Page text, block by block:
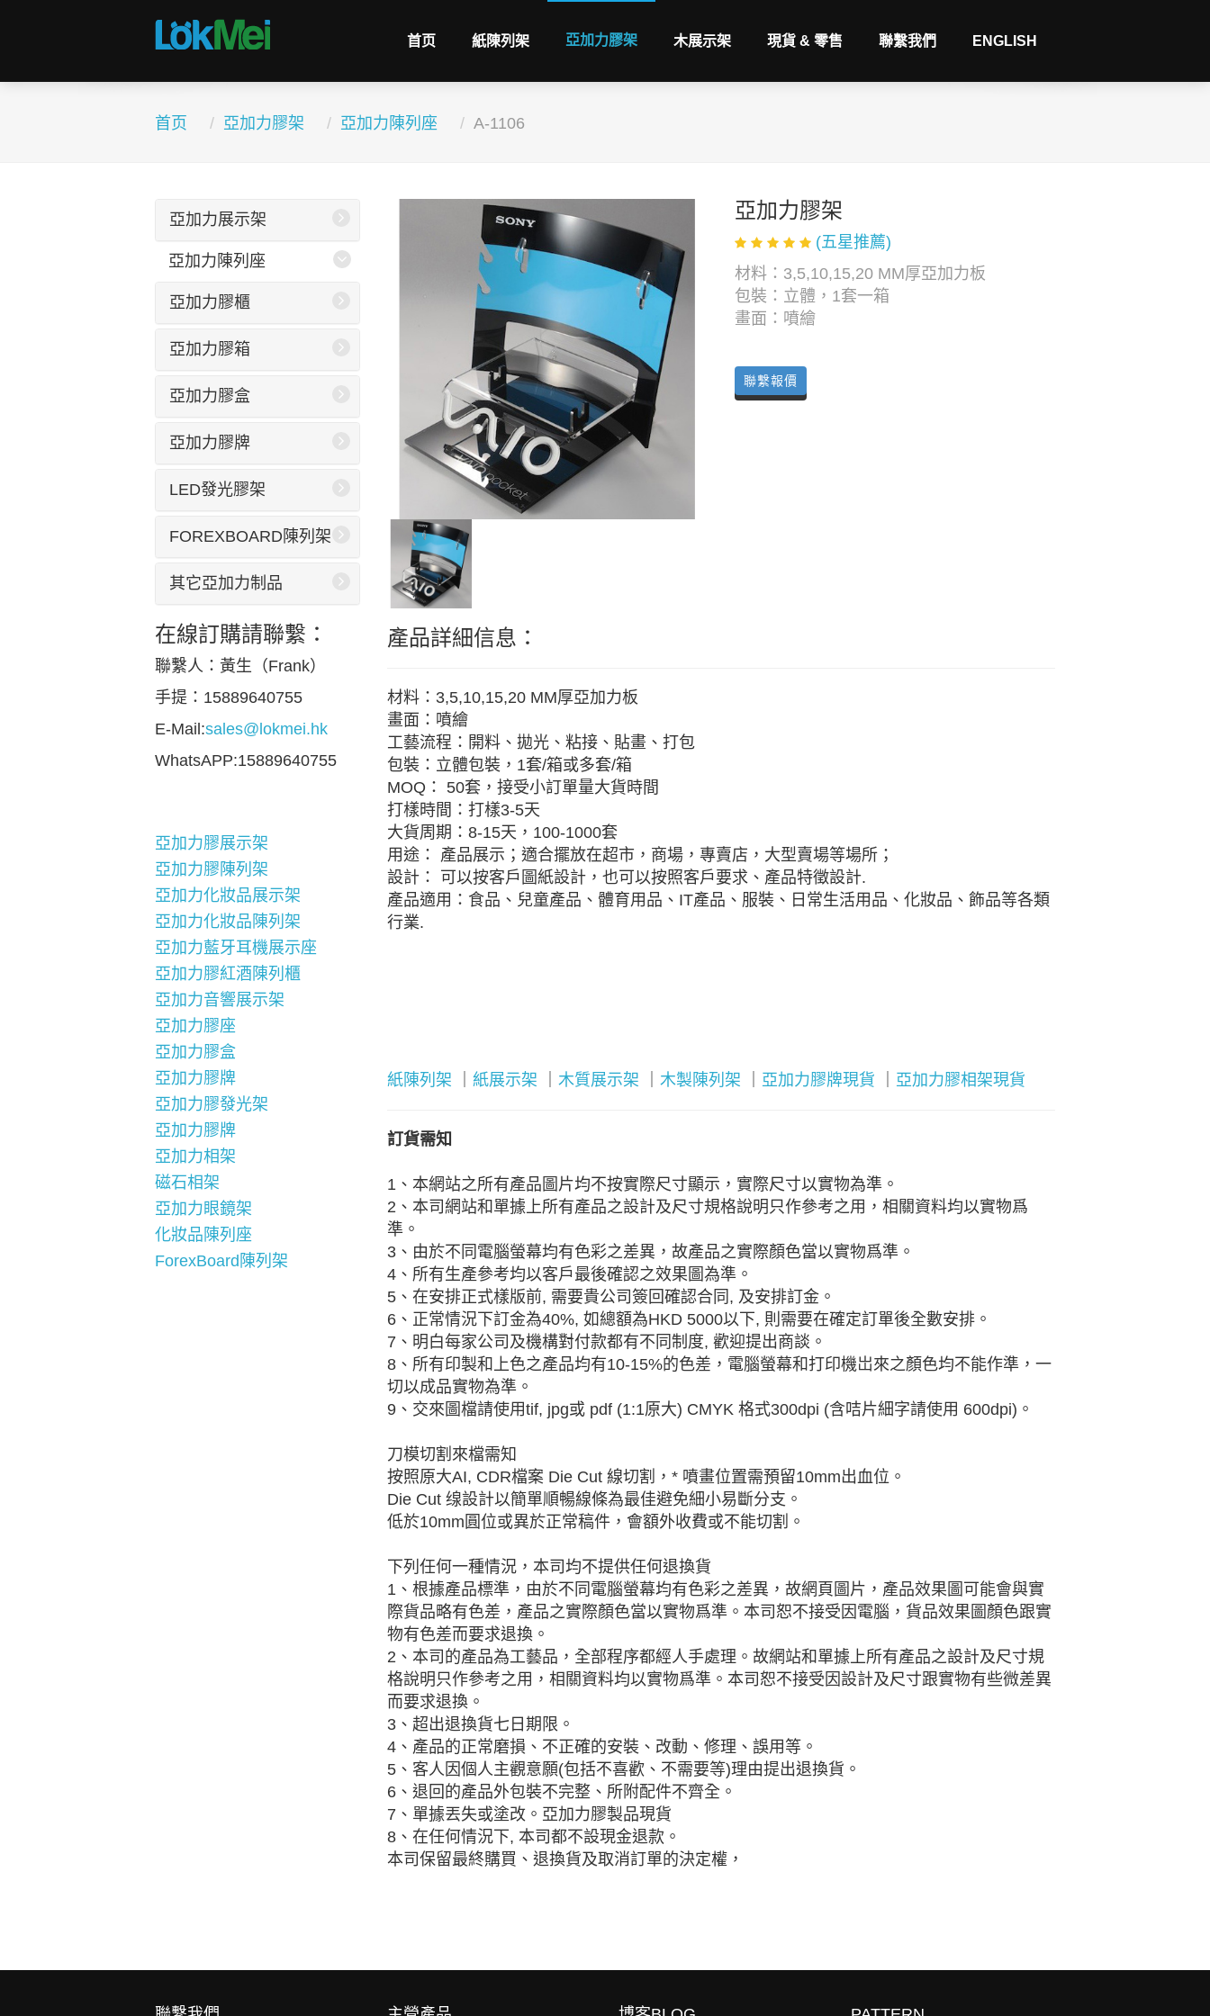
首页 紙陳列架 亞加力膠架 木展示架 現貨 & 零售 聯繫我們 ENGLISH
首页 亞加力膠架 亞加力陳列座 A-1106
亞加力展示架
亞加力陳列座
亞加力膠櫃
亞加力膠箱
亞加力膠盒
亞加力膠牌
LED發光膠架
FOREXBOARD陳列架
其它亞加力制品
在線訂購請聯繫：
聯繫人：黃生（Frank）
手提：15889640755
E-Mail:sales@lokmei.hk
WhatsAPP:15889640755
亞加力膠展示架
亞加力膠陳列架
亞加力化妝品展示架
亞加力化妝品陳列架
亞加力藍牙耳機展示座
亞加力膠紅酒陳列櫃
亞加力音響展示架
亞加力膠座
亞加力膠盒
亞加力膠牌
亞加力膠發光架
亞加力膠牌
亞加力相架
磁石相架
亞加力眼鏡架
化妝品陳列座
ForexBoard陳列架
亞加力膠架
(五星推薦)
材料：3,5,10,15,20 MM厚亞加力板
包裝：立體，1套一箱
畫面：噴繪
聯繫報價
產品詳細信息：
材料：3,5,10,15,20 MM厚亞加力板
畫面：噴繪
工藝流程：開料、拋光、粘接、貼畫、打包
包裝：立體包裝，1套/箱或多套/箱
MOQ： 50套，接受小訂單量大貨時間
打樣時間：打樣3-5天
大貨周期：8-15天，100-1000套
用途： 產品展示；適合擺放在超市，商場，專賣店，大型賣場等場所；
設計： 可以按客戶圖紙設計，也可以按照客戶要求、產品特徵設計.
產品適用：食品、兒童產品、體育用品、IT產品、服裝、日常生活用品、化妝品、飾品等各類
行業.
紙陳列架 紙展示架 木質展示架 木製陳列架 亞加力膠牌現貨 亞加力膠相架現貨
訂貨需知
1、本網站之所有產品圖片均不按實際尺寸顯示，實際尺寸以實物為準。
2、本司網站和單據上所有產品之設計及尺寸規格說明只作參考之用，相關資料均以實物爲
準。
3、由於不同電腦螢幕均有色彩之差異，故產品之實際顏色當以實物爲準。
4、所有生產參考均以客戶最後確認之效果圖為準。
5、在安排正式樣版前, 需要貴公司簽回確認合同, 及安排訂金。
6、正常情況下訂金為40%, 如總額為HKD 5000以下, 則需要在確定訂單後全數安排。
7、明白每家公司及機構對付款都有不同制度, 歡迎提出商談。
8、所有印製和上色之產品均有10-15%的色差，電腦螢幕和打印機岀來之顏色均不能作準，一
切以成品實物為準。
9、交來圖檔請使用tif, jpg或 pdf (1:1原大) CMYK 格式300dpi (含咭片細字請使用 600dpi)。
刀模切割來檔需知
按照原大AI, CDR檔案 Die Cut 線切割，* 噴畫位置需預留10mm出血位。
Die Cut 缐設計以簡單順暢線條為最佳避免細小易斷分支。
低於10mm圓位或異於正常稿件，會額外收費或不能切割。
下列任何一種情況，本司均不提供任何退換貨
1、根據產品標準，由於不同電腦螢幕均有色彩之差異，故網頁圖片，產品效果圖可能會與實
際貨品略有色差，產品之實際顏色當以實物爲準。本司恕不接受因電腦，貨品效果圖顏色跟實
物有色差而要求退換。
2、本司的產品為工藝品，全部程序都經人手處理。故網站和單據上所有產品之設計及尺寸規
格說明只作參考之用，相關資料均以實物爲準。本司恕不接受因設計及尺寸跟實物有些微差異
而要求退換。
3、超出退換貨七日期限。
4、產品的正常磨損、不正確的安裝、改動、修理、誤用等。
5、客人因個人主觀意願(包括不喜歡、不需要等)理由提出退換貨。
6、退回的產品外包裝不完整、所附配件不齊全。
7、單據丟失或塗改。亞加力膠製品現貨
8、在任何情況下, 本司都不設現金退款。
本司保留最終購買、退換貨及取消訂單的決定權，